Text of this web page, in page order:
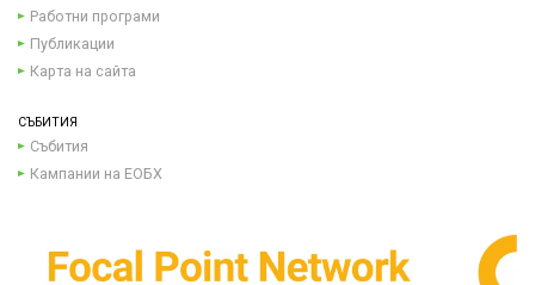
Работни програми
Публикации
Карта на сайта
СЪБИТИЯ
Събития
Кампании на ЕОБХ